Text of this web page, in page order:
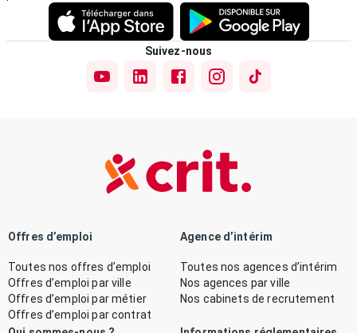
Suivez-nous
Offres d’emploi
Toutes nos offres d’emploi
Offres d’emploi par ville
Offres d’emploi par métier
Offres d’emploi par contrat
Agence d’intérim
Toutes nos agences d’intérim
Nos agences par ville
Nos cabinets de recrutement